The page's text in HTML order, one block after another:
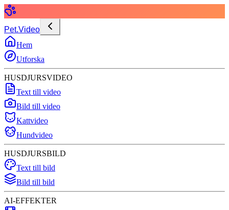
Pet.Video
Hem
Utforska
HUSDJURSVIDEO
Text till video
Bild till video
Kattvideo
Hundvideo
HUSDJURSBILD
Text till bild
Bild till bild
AI-EFFEKTER